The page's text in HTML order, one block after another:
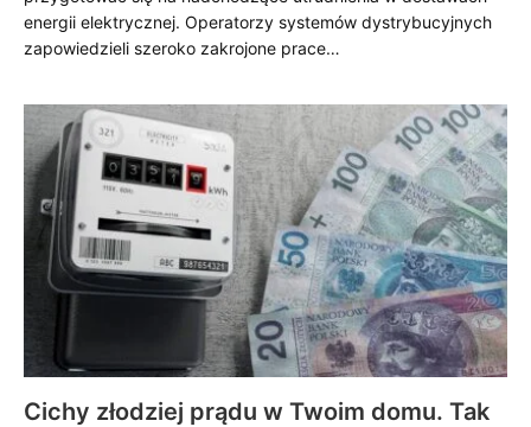
energii elektrycznej. Operatorzy systemów dystrybucyjnych
zapowiedzieli szeroko zakrojone prace…
Cichy złodziej prądu w Twoim domu. Tak